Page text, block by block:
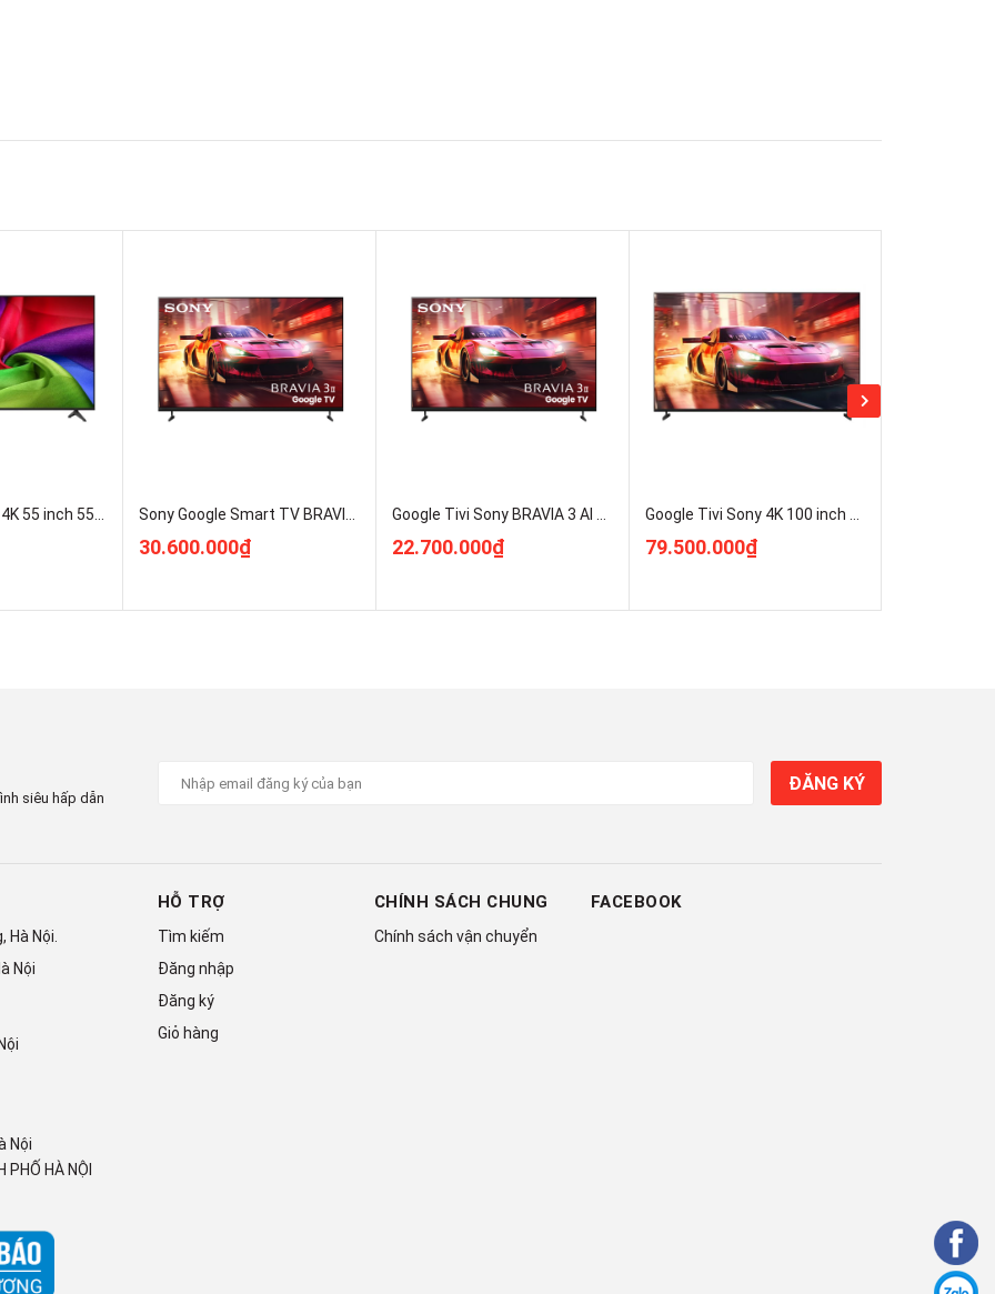
Smart Tivi LG AI 4K 55 inch 55NU805BPSB Mới 100% Giá Rẻ Sony Google Smart TV BRAVIA 3 II K-75XR30M2 Mới 2026 Giá Rẻ
30.600.000₫
Google Tivi Sony BRAVIA 3 AI 4K 65 inch [K-65XR30M2] Mới 2026 Giá Rẻ Chính Hãng
22.700.000₫
Google Tivi Sony 4K 100 inch K-100XR30M2 Mới 2026 Giá Rẻ
79.500.000₫
siêu hấp dẫn
ĐĂNG KÝ
Hà Nội.
Nội
Nội
PHỐ HÀ NỘI
HỖ TRỢ
Tìm kiếm
Đăng nhập
Đăng ký
Giỏ hàng
CHÍNH SÁCH CHUNG
Chính sách vận chuyển
FACEBOOK